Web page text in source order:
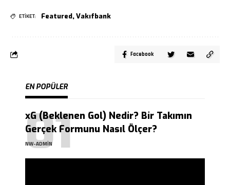
ETİKET: Featured,Vakıfbank
Facebook
EN POPÜLER
xG (Beklenen Gol) Nedir? Bir Takımın
Gerçek Formunu Nasıl Ölçer?
NW-ADMIN